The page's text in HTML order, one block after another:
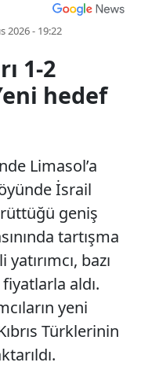
2026 - 19:22
1-2
hedef
Limasol’a
İsrail
geniş
tartışma
bazı
aldı.
yeni
Türklerinin